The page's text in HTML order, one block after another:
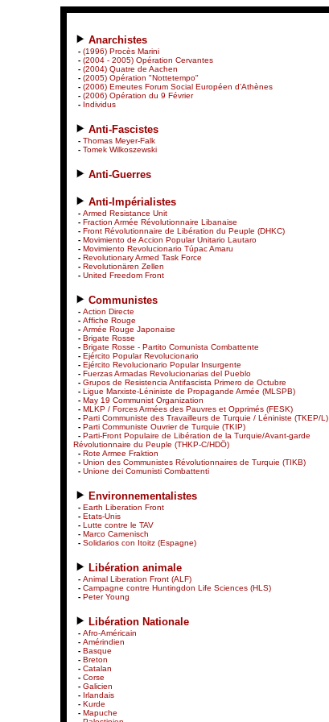
Anarchistes
- (1996) Procès Marini
- (2004 - 2005) Opération Cervantes
- (2004) Quatre de Aachen
- (2005) Opération "Nottetempo"
- (2006) Emeutes Forum Social Européen d’Athènes
- (2006) Opération du 9 Février
- Individus
Anti-Fascistes
- Thomas Meyer-Falk
- Tomek Wilkoszewski
Anti-Guerres
Anti-Impérialistes
- Armed Resistance Unit
- Fraction Armée Révolutionnaire Libanaise
- Front Révolutionnaire de Libération du Peuple (DHKC)
- Movimiento de Accion Popular Unitario Lautaro
- Movimiento Revolucionario Túpac Amaru
- Revolutionary Armed Task Force
- Revolutionären Zellen
- United Freedom Front
Communistes
- Action Directe
- Affiche Rouge
- Armée Rouge Japonaise
- Brigate Rosse
- Brigate Rosse - Partito Comunista Combattente
- Ejército Popular Revolucionario
- Ejército Revolucionario Popular Insurgente
- Fuerzas Armadas Revolucionarias del Pueblo
- Grupos de Resistencia Antifascista Primero de Octubre
- Ligue Marxiste-Léniniste de Propagande Armée (MLSPB)
- May 19 Communist Organization
- MLKP / Forces Armées des Pauvres et Opprimés (FESK)
- Parti Communiste des Travailleurs de Turquie / Léniniste (TKEP/L)
- Parti Communiste Ouvrier de Turquie (TKIP)
- Parti-Front Populaire de Libération de la Turquie/Avant-garde
Révolutionnaire du Peuple (THKP-C/HDÖ)
- Rote Armee Fraktion
- Union des Communistes Révolutionnaires de Turquie (TIKB)
- Unione dei Comunisti Combattenti
Environnementalistes
- Earth Liberation Front
- Etats-Unis
- Lutte contre le TAV
- Marco Camenisch
- Solidarios con Itoitz (Espagne)
Libération animale
- Animal Liberation Front (ALF)
- Campagne contre Huntingdon Life Sciences (HLS)
- Peter Young
Libération Nationale
- Afro-Américain
- Amérindien
- Basque
- Breton
- Catalan
- Corse
- Galicien
- Irlandais
- Kurde
- Mapuche